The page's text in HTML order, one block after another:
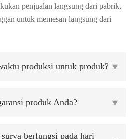
penjualan langsung dari pabrik,
untuk memesan langsung dari
produksi untuk produk? 
produk Anda? 
berfungsi pada hari